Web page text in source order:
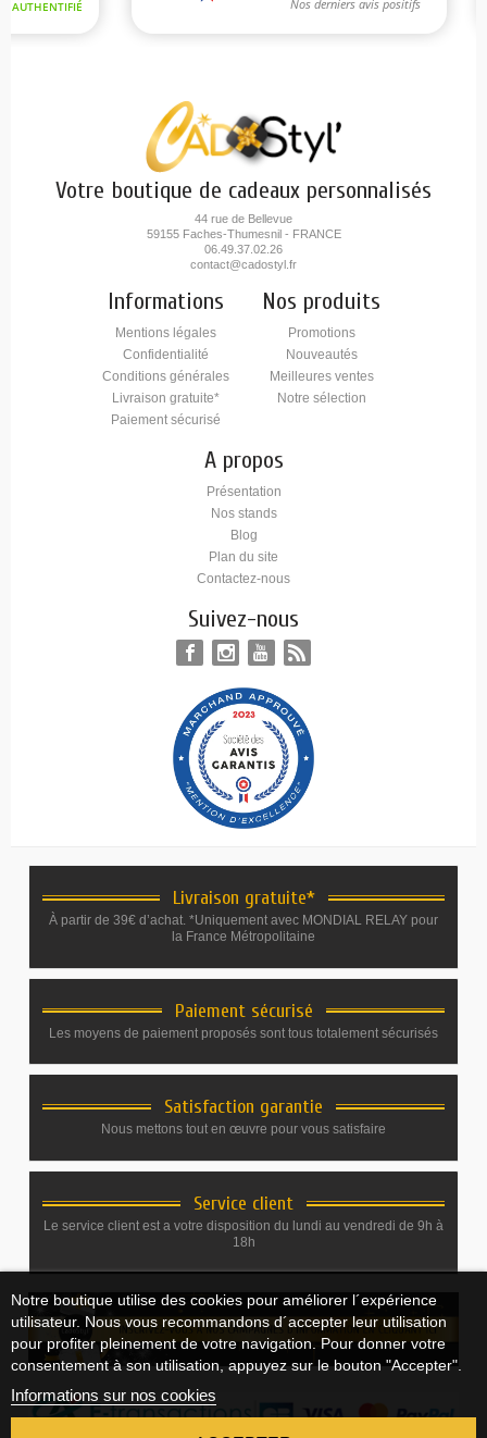
Votre boutique de cadeaux personnalisés
44 rue de Bellevue
59155 Faches-Thumesnil - FRANCE
06.49.37.02.26
contact@cadostyl.fr
Informations
Mentions légales
Confidentialité
Conditions générales
Livraison gratuite*
Paiement sécurisé
Nos produits
Promotions
Nouveautés
Meilleures ventes
Notre sélection
A propos
Présentation
Nos stands
Blog
Plan du site
Contactez-nous
Suivez-nous
Livraison gratuite*
À partir de 39€ d’achat. *Uniquement avec MONDIAL RELAY pour
la France Métropolitaine
Paiement sécurisé
Les moyens de paiement proposés sont tous totalement sécurisés
Satisfaction garantie
Nous mettons tout en œuvre pour vous satisfaire
Service client
Le service client est a votre disposition du lundi au vendredi de 9h à
18h
Notre boutique utilise des cookies pour améliorer l´expérience
utilisateur. Nous vous recommandons d´accepter leur utilisation
pour profiter pleinement de votre navigation. Pour donner votre
consentement à son utilisation, appuyez sur le bouton "Accepter".
Informations sur nos cookies